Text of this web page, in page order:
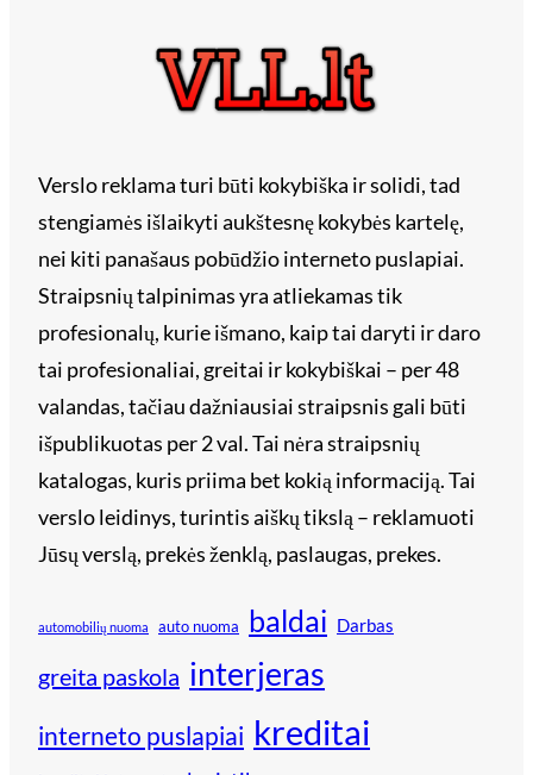
Verslo reklama turi būti kokybiška ir solidi, tad
stengiamės išlaikyti aukštesnę kokybės kartelę,
nei kiti panašaus pobūdžio interneto puslapiai.
Straipsnių talpinimas yra atliekamas tik
profesionalų, kurie išmano, kaip tai daryti ir daro
tai profesionaliai, greitai ir kokybiškai – per 48
valandas, tačiau dažniausiai straipsnis gali būti
išpublikuotas per 2 val. Tai nėra straipsnių
katalogas, kuris priima bet kokią informaciją. Tai
verslo leidinys, turintis aiškų tikslą – reklamuoti
Jūsų verslą, prekės ženklą, paslaugas, prekes.
automobilių nuoma auto nuoma baldai Darbas
greita paskola interjeras
interneto puslapiai kreditai